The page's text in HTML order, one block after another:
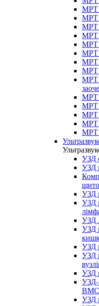
МРТ
МРТ
МРТ
МРТ
МРТ
МРТ
МРТ
МРТ
МРТ
МРТ
МРТ
МРТ
МРТ
МРТ
УЗД
УЗД
УЗД
УЗД
УЗД
УЗД
УЗД
УЗД
УЗД
УЗД-
ВМС
УЗД